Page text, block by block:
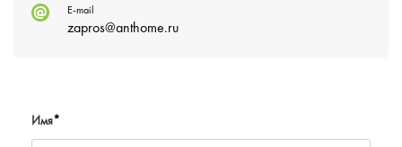
E-mail
zapros@anthome.ru
Имя*